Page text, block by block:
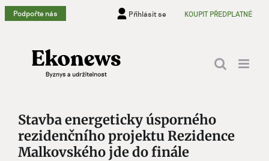
Přeskočit
na
Podpořte nás Přihlásit se KOUPIT PŘEDPLATNÉ
Stavba energeticky úsporného
rezidenčního projektu Rezidence
Malkovského jde do finále